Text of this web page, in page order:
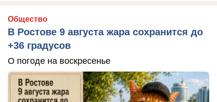
Общество
В Ростове 9 августа жара сохранится до
+36 градусов
О погоде на воскресенье